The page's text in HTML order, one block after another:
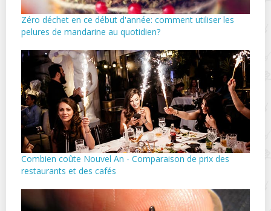
Zéro déchet en ce début d'année: comment utiliser les
pelures de mandarine au quotidien?
Combien coûte Nouvel An - Comparaison de prix des
restaurants et des cafés